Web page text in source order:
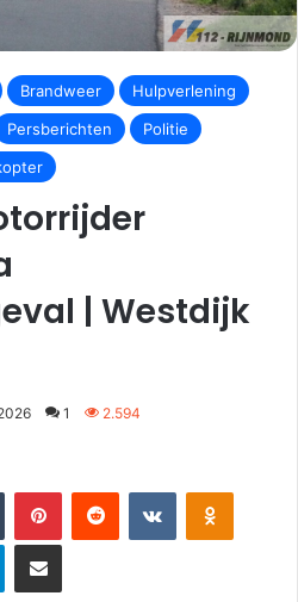
Brandweer
Hulpverlening
Persberichten
Politie
| Westdijk
1 2.594
PinterestReddit VKontakteOdnoklassniki
Deel via E-mail